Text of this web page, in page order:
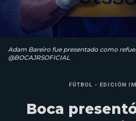
Adam Bareiro fue presentado como
@BOCAJRSOFICIAL
FÚTBOL - EDICIÓN
Boca